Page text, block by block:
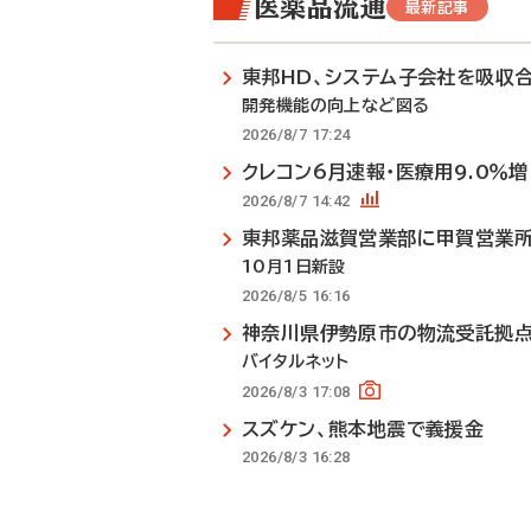
医薬品流通 最新記事
東邦HD、システム子会社を吸収
開発機能の向上など図る
2026/8/7 17:24
クレコン6月速報・医療用9.0％増
2026/8/7 14:42
東邦薬品滋賀営業部に甲賀営業
10月1日新設
2026/8/5 16:16
神奈川県伊勢原市の物流受託拠
バイタルネット
2026/8/3 17:08
スズケン、熊本地震で義援金
2026/8/3 16:28